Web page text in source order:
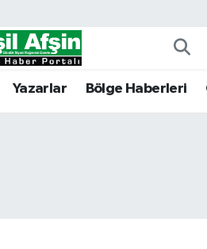
Yazarlar Bölge Haberleri
Nöbetçi Eczaneler